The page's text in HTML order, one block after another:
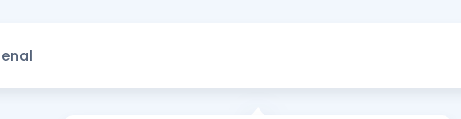
Tüm ÖSYM